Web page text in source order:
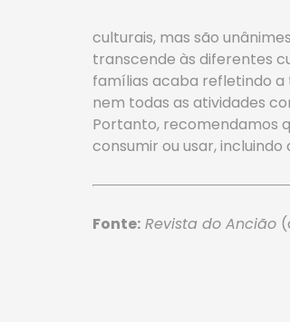
culturais, mas são
transcende às diferentes
famílias acaba refletindo a
nem todas as atividades
Portanto, recomendamos
consumir ou usar, incluindo
Fonte: Revista do Ancião